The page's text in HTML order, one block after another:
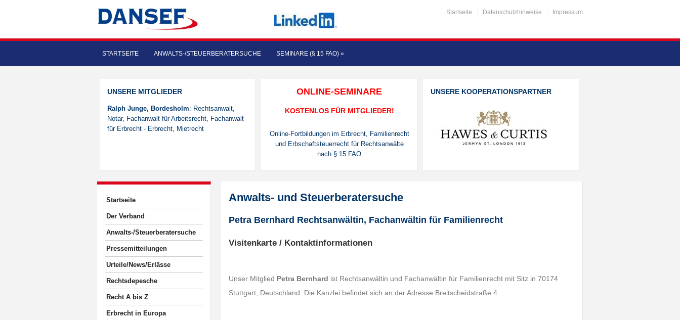
Startseite Datenschutzhinweise Impressum
STARTSEITE ANWALTS-/STEUERBERATERSUCHE SEMINARE (§ 15 FAO) »
UNSERE MITGLIEDER
Ralph Junge, Bordesholm: Rechtsanwalt,
Notar, Fachanwalt für Arbeitsrecht, Fachanwalt
für Erbrecht - Erbrecht, Mietrecht
ONLINE-SEMINARE
KOSTENLOS FÜR MITGLIEDER!
Online-Fortbildungen im Erbrecht, Familienrecht
und Erbschaftsteuerrecht für Rechtsanwälte
nach § 15 FAO
UNSERE KOOPERATIONSPARTNER
Startseite
Der Verband
Anwalts-/Steuerberatersuche
Pressemitteilungen
Urteile/News/Erlässe
Rechtsdepesche
Recht A bis Z
Erbrecht in Europa
Anwalts- und Steuerberatersuche
Petra Bernhard Rechtsanwältin, Fachanwältin für Familienrecht
Visitenkarte / Kontaktinformationen
Unser Mitglied Petra Bernhard ist Rechtsanwältin und Fachanwältin für Familienrecht mit Sitz in 70174
Stuttgart, Deutschland. Die Kanzlei befindet sich an der Adresse Breitscheidstraße 4.